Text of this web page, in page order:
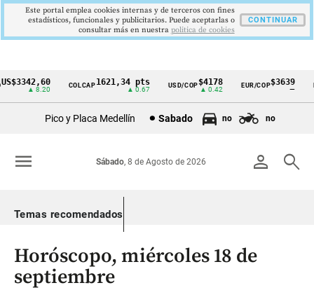
Cintillo
Colombia
▲ 8.20
COLCAP1621,34 pts
▲ 0.67
USD/COP$4178
▲ 0.42
EUR/COP$3639
Pico y Placa Medellín Sabado no no
person search
Sábado, 8 de Agosto de 2026
menu
Temas recomendados
Horóscopo, miércoles 18 de
septiembre
Este portal emplea cookies internas y de terceros con fines
estadísticos, funcionales y publicitarios. Puede aceptarlas o
consultar más en nuestra politica de cookies
CONTINUAR